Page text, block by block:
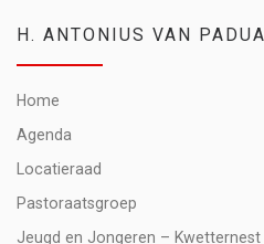
H. ANTONIUS VAN
Home
Agenda
Locatieraad
Pastoraatsgroep
Jeugd en Jongeren – Kwetternest